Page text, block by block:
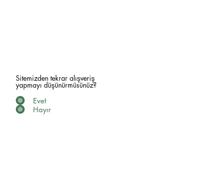
Sitemizden tekrar alışveriş
yapmayı düşünürmüsünüz?
Evet
Hayır